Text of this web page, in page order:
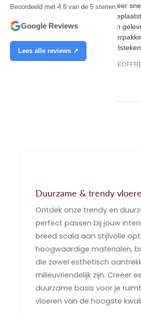
Beoordeeld met 4.8 van de 5 sterren.
Google Reviews
Lees alle reviews ↗
Zeer
en
Duurzame & trendy
Ontdek onze trendy en
perfect passen bij jouw
breed scala aan stijlvolle
hoogwaardige materialen,
die zowel esthetisch
milieuvriendelijk zijn. Creëer
duurzame basis voor je
vloeren van de hoogste